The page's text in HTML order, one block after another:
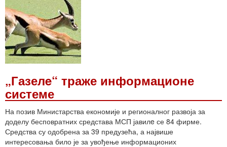
„Газелe“ траже информационе
системе
На позив Министарства економије и регионалног развоја за
доделу бесповратних средстава МСП јавилe се 84 фирме.
Средства су одобрена за 39 предузећа, а највише
интересовања било је за увођење информационих